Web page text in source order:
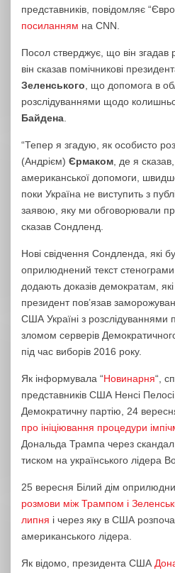
представників, повідомляє
посиланням на CNN.
Посол стверджує, що він згадав
він сказав помічникові
Зеленського, що допомога в
розслідуваннями щодо
Байдена.
“Тепер я згадую, як особисто
(Андрієм) Єрмаком, де я
американської допомоги,
поки Україна не виступить з
заявою, яку ми обговорювали
сказав Сондленд.
Нові свідчення Сондленда, які
оприлюднений текст стенограми
додають доказів демократам,
президент пов’язав
США Україні з розслідуваннями
зломом серверів
під час виборів 2016 року.
Як інформувала “Новинарня“,
представників США Ненсі
Демократичну партію, 24
про ініціювання процедури
Дональда Трампа через
тиском на українського лідера
25 вересня Білий дім
розмови між Трампом і
липня і через яку в США
американського лідера.
Як відомо, президента США